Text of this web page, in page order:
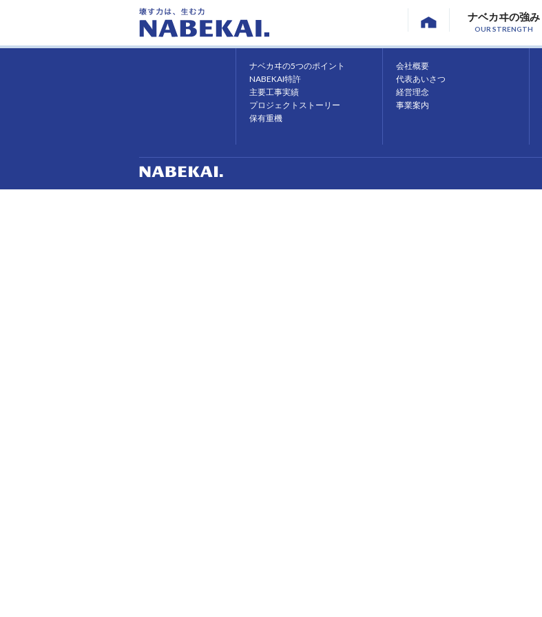
ナベカヰの強み
OUR STRENGTH
ホーム ナベカヰの強み
ナベカヰの5つのポイント
NABEKAI特許
主要工事実績
プロジェクトストーリー
保有重機
会社概要
代表あいさつ
経営理念
事業案内